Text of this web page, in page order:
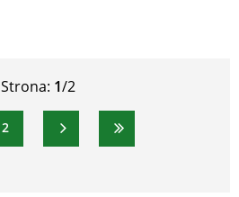
Strona: 1/2
Strona
2
Następna stronaOstatnia strona